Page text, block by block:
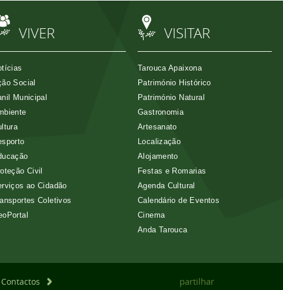
VIVER
Social
Municipal
Civil
ao Cidadão
Coletivos
VISITAR
Tarouca Apaixona
Património Histórico
Património Natural
Gastronomia
Artesanato
Localização
Alojamento
Festas e Romarias
Agenda Cultural
Calendário de Eventos
Cinema
Anda Tarouca
Contactos partilhar